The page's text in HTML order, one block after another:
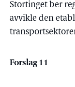
Stortinget ber
avvikle den
Forslag 11